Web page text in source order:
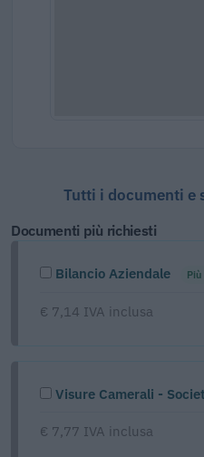
Tutti i documenti
Documenti più richiesti
Bilancio Aziendale
€ 7,14 IVA inclusa
Visure Camerali -
€ 7,77 IVA inclusa